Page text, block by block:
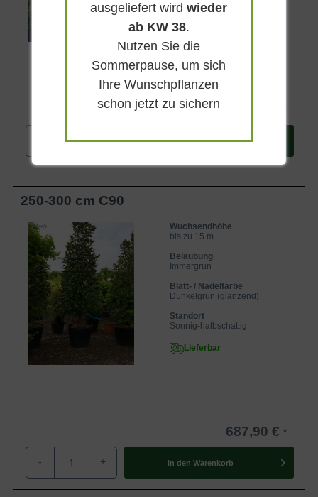
Sonnig-halbschattig
Lieferbar
+ In den Warenkorb
250-300 cm C90
Wuchsendhöhe
bis zu 15 m
Belaubung
Immergrün
Blatt- / Nadelfarbe
Dunkelgrün (glänzend)
Standort
Sonnig-halbschattig
Lieferbar
687,90 €
- + In den Warenkorb
ausgeliefert wirdwieder
ab KW 38.
Nutzen Sie die
Sommerpause, um sich
Ihre Wunschpflanzen
schon jetzt zu sichern